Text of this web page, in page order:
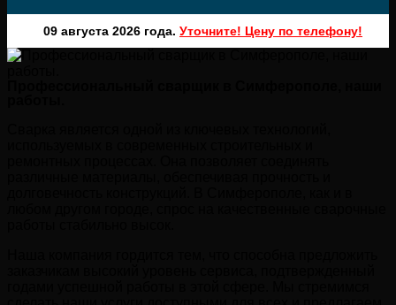
09 августа 2026 года. Уточните! Цену по телефону!